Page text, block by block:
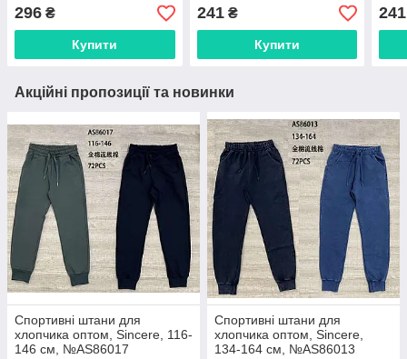
296 ₴
Купити
241₴
Купити
241
Акційні пропозиції та новинки
Спортивні штани для
хлопчика оптом, Sincere, 116-
146 см, №AS86017
Спортивні штани для
хлопчика оптом, Sincere,
134-164 см, №AS86013